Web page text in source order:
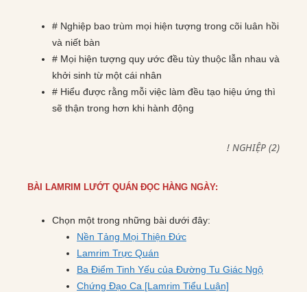
# Nghiệp bao trùm mọi hiện tượng trong cõi luân hồi
và niết bàn
# Mọi hiện tượng quy ước đều tùy thuộc lẫn nhau và
khởi sinh từ một cái nhân
# Hiểu được rằng mỗi việc làm đều tạo hiệu ứng thì
sẽ thận trong hơn khi hành động
! NGHIỆP (2)
BÀI LAMRIM LƯỚT QUÁN ĐỌC HÀNG NGÀY:
Chọn một trong những bài dưới đây:
Nền Tảng Mọi Thiện Đức
Lamrim Trực Quán
Ba Điểm Tinh Yếu của Đường Tu Giác Ngộ
Chứng Đạo Ca [Lamrim Tiểu Luận]